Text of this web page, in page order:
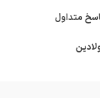
متداول